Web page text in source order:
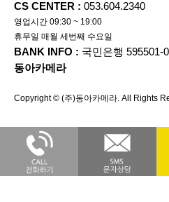
CS CENTER : 053.604.2340
영업시간 09:30 ~ 19:00
휴무일 매월 세번째 수요일
BANK INFO : 국민은행 595501-
동아카메라
Copyright © (주)동아카메라. All Rights